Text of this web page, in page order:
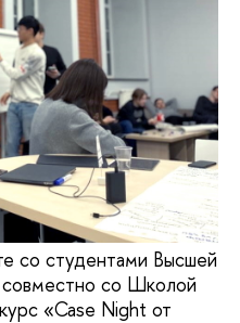
со студентами Высшей
со Школой
«Case Night от